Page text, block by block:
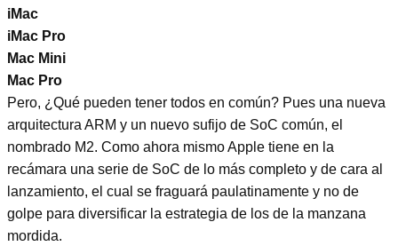
iMac
iMac Pro
Mac Mini
Mac Pro
Pero, ¿Qué pueden tener todos en común? Pues una nueva
arquitectura ARM y un nuevo sufijo de SoC común, el
nombrado M2. Como ahora mismo Apple tiene en la
recámara una serie de SoC de lo más completo y de cara al
lanzamiento, el cual se fraguará paulatinamente y no de
golpe para diversificar la estrategia de los de la manzana
mordida.